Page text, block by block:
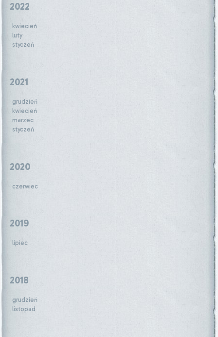
2022
kwiecień
luty
styczeń
2021
grudzień
kwiecień
marzec
styczeń
2020
czerwiec
2019
lipiec
2018
grudzień
listopad